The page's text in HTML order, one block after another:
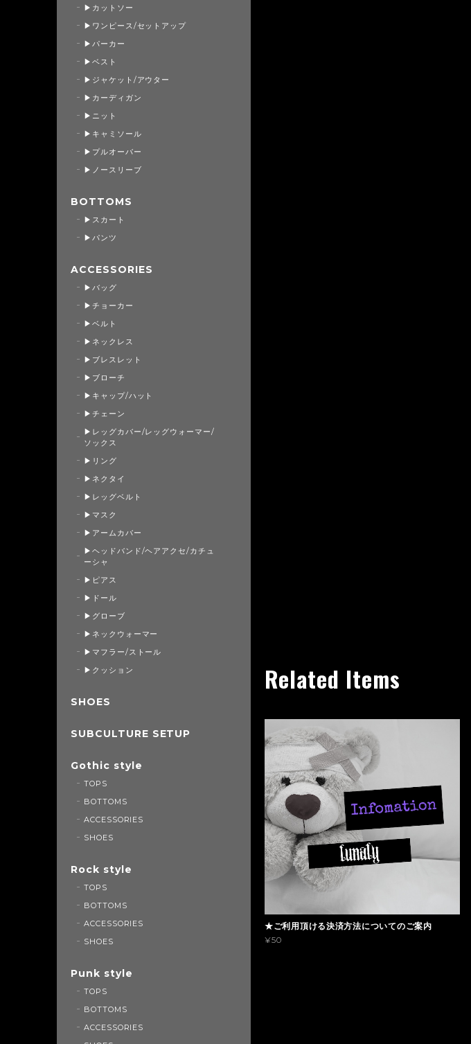
Related Items
★ご利用頂ける決済方法についてのご案内
¥50
▶カットソー
▶ワンピース/セットアップ
▶パーカー
▶ベスト
▶ジャケット/アウター
▶カーディガン
▶ニット
▶キャミソール
▶プルオーバー
▶ノースリーブ
BOTTOMS
▶スカート
▶パンツ
ACCESSORIES
▶バッグ
▶チョーカー
▶ベルト
▶ネックレス
▶ブレスレット
▶ブローチ
▶キャップ/ハット
▶チェーン
▶レッグカバー/レッグウォーマー/
ソックス
▶リング
▶ネクタイ
▶レッグベルト
▶マスク
▶アームカバー
▶ヘッドバンド/ヘアアクセ/カチュ
ーシャ
▶ピアス
▶ドール
▶グローブ
▶ネックウォーマー
▶マフラー/ストール
▶クッション
SHOES
SUBCULTURE SETUP
Gothic style
TOPS
BOTTOMS
ACCESSORIES
SHOES
Rock style
TOPS
BOTTOMS
ACCESSORIES
SHOES
Punk style
TOPS
BOTTOMS
ACCESSORIES